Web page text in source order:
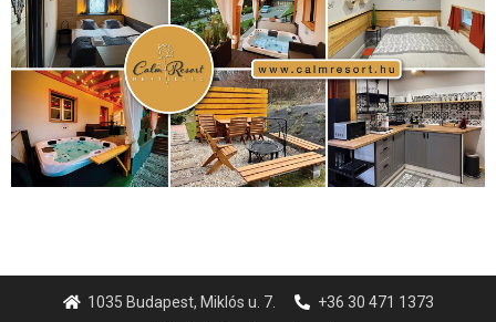
1035 Budapest, Miklós u. 7.
+36 30 471 1373